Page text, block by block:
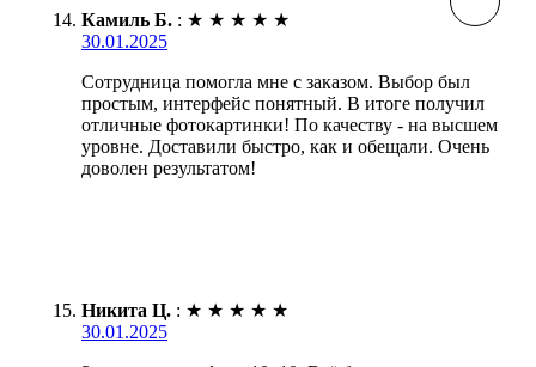
Камиль Б. : ★ ★ ★ ★ ★
30.01.2025
Сотрудница помогла мне с заказом. Выбор был
простым, интерфейс понятный. В итоге получил
отличные фотокартинки! По качеству - на высшем
уровне. Доставили быстро, как и обещали. Очень
доволен результатом!
Никита Ц. : ★ ★ ★ ★ ★
30.01.2025